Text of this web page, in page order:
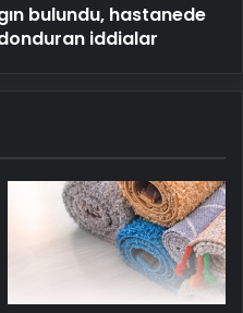
bulundu, hastanede
iddialar